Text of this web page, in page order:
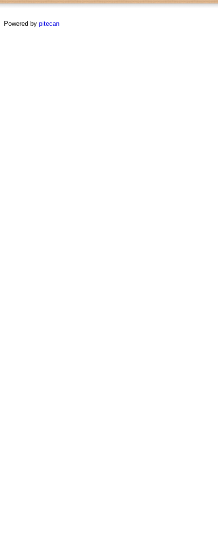
Powered by pitecan